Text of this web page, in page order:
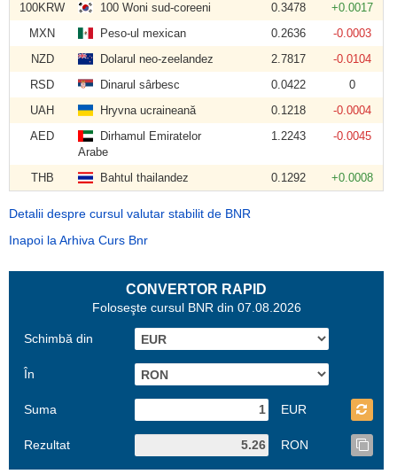
100KRW
100 Woni sud-coreeni 0.3478
+0.0017
MXN
Peso-ul mexican 0.2636
-0.0003
NZD
Dolarul neo-zeelandez 2.7817
-0.0104
RSD
Dinarul sârbesc 0.0422
0
UAH
Hryvna ucraineană 0.1218
-0.0004
AED
Dirhamul Emiratelor
Arabe
1.2243 -0.0045
THB Bahtul thailandez 0.1292 +0.0008
Detalii despre cursul valutar stabilit de BNR
Inapoi la Arhiva Curs Bnr
CONVERTOR RAPID
Foloseşte cursul BNR din 07.08.2026
Schimbă din
În
Suma EUR
Rezultat RON